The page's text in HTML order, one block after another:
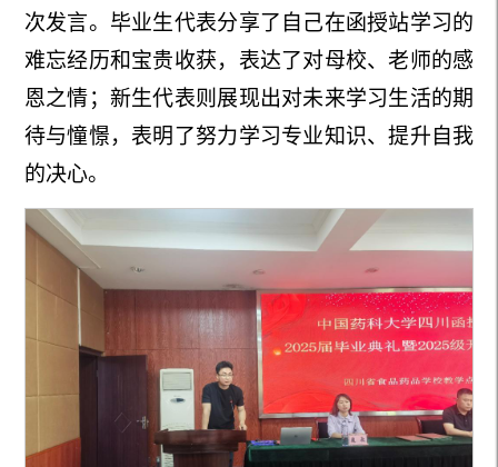
次发言。毕业生代表分享了自己在函授站学习的
难忘经历和宝贵收获，表达了对母校、老师的感
恩之情；新生代表则展现出对未来学习生活的期
待与憧憬，表明了努力学习专业知识、提升自我
的决心。